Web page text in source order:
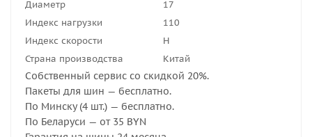
Диаметр
17
Индекс нагрузки
110
Индекс скорости
H
Страна производства
Китай
Собственный сервис со скидкой 20%.
Пакеты для шин — бесплатно.
По Минску (4 шт.) — бесплатно.
По Беларуси — от 35 BYN